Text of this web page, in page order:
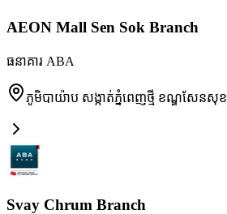
AEON Mall Sen Sok Branch
ធនាគារ ABA
ភូមិបាយ៉ាប សង្កាត់ភ្នំពេញថ្មី ខណ្ឌសែនសុខ
Svay Chrum Branch